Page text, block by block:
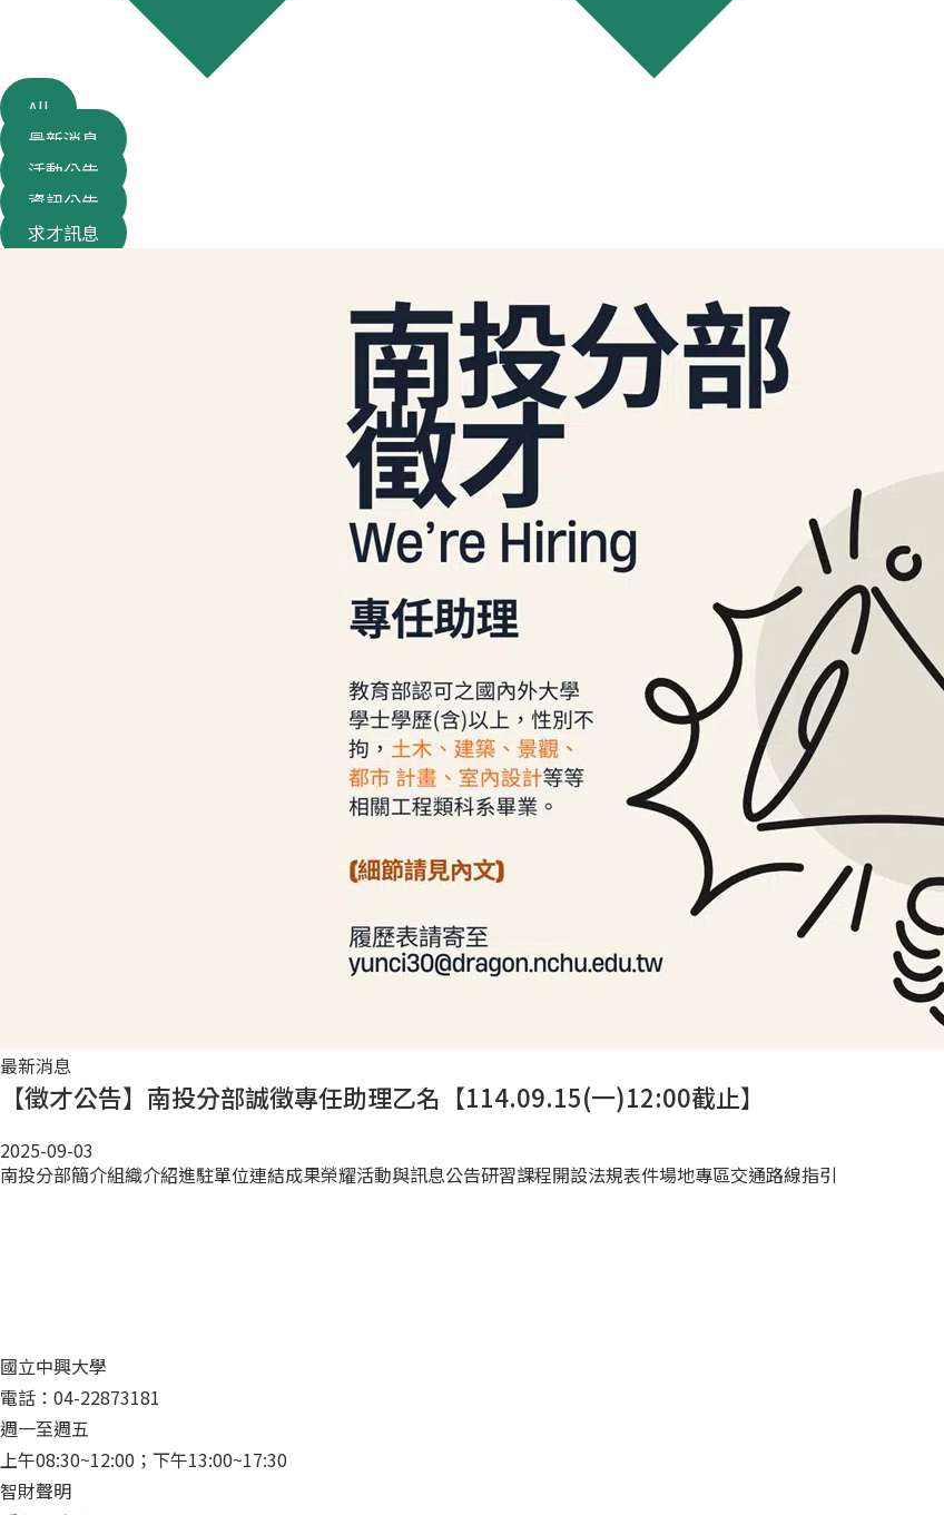
All
最新消息
活動公告
資訊公告
求才訊息
最新消息
【徵才公告】南投分部誠徵專任助理乙名【114.09.15(一)12:00截止】
2025-09-03
南投分部簡介組織介紹進駐單位連結成果榮耀活動與訊息公告研習課程開設法規表件場地專區交通路線指引
國立中興大學
電話：04-22873181
週一至週五
上午08:30~12:00；下午13:00~17:30
智財聲明